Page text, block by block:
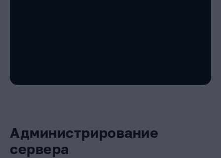
Администрирование
сервера